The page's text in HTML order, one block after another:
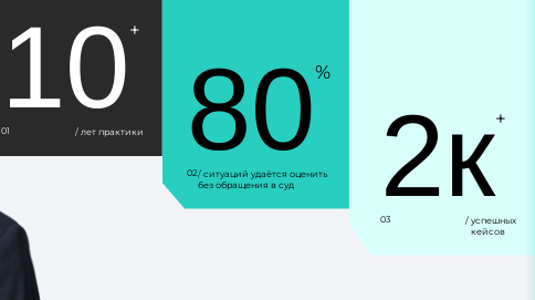
10 +
01 / лет практики 80%
02/ ситуаций удаётся оценить
без обращения в суд
2к+
03
/ успешных
кейсов